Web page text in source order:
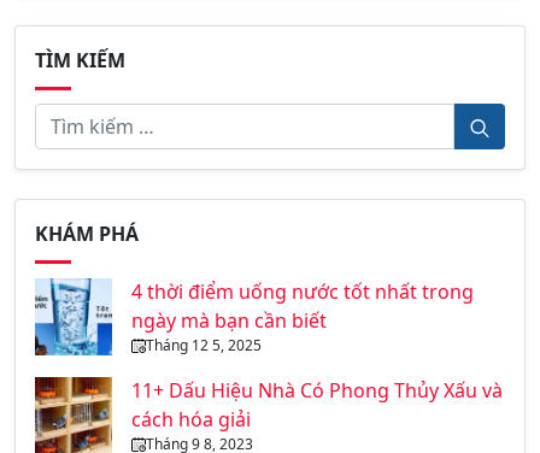
TÌM KIẾM
KHÁM PHÁ
4 thời điểm uống nước tốt nhất trong
ngày mà bạn cần biết
Tháng 12 5, 2025
11+ Dấu Hiệu Nhà Có Phong Thủy Xấu và
cách hóa giải
Tháng 9 8, 2023